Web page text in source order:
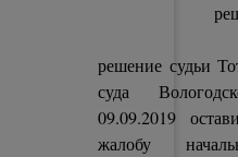
решение судьи
суда
09.09.2019
жалобу